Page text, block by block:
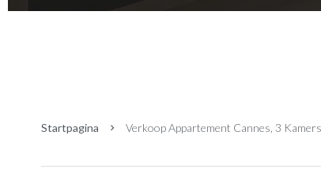
Startpagina Verkoop Appartement Cannes, 3